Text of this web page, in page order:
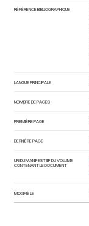
RÉFÉRENCE BIBLIOGRAPHIQUE
LANGUE PRINCIPALE
NOMBRE DE PAGES
PREMIÈRE PAGE
DERNIÈRE PAGE
URI DU MANIFEST IIIF DU VOLUME
CONTENANT LE DOCUMENT
MODIFIÉ LE